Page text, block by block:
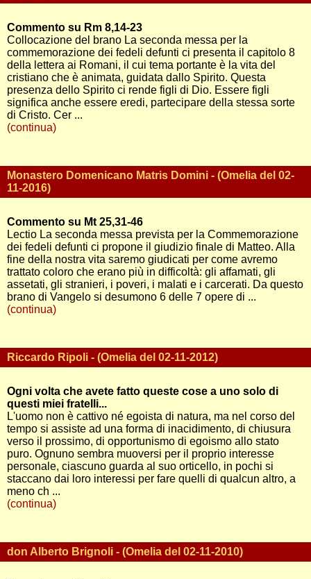
Commento su Rm 8,14-23
Collocazione del brano La seconda messa per la
commemorazione dei fedeli defunti ci presenta il capitolo 8
della lettera ai Romani, il cui tema portante è la vita del
cristiano che è animata, guidata dallo Spirito. Questa
presenza dello Spirito ci rende figli di Dio. Essere figli
significa anche essere eredi, partecipare della stessa sorte
di Cristo. Cer ...
(continua)
Monastero Domenicano Matris Domini - (Omelia del 02-
11-2016)
Commento su Mt 25,31-46
Lectio La seconda messa prevista per la Commemorazione
dei fedeli defunti ci propone il giudizio finale di Matteo. Alla
fine della nostra vita saremo giudicati per come avremo
trattato coloro che erano più in difficoltà: gli affamati, gli
assetati, gli stranieri, i poveri, i malati e i carcerati. Da questo
brano di Vangelo si desumono 6 delle 7 opere di ...
(continua)
Riccardo Ripoli - (Omelia del 02-11-2012)
Ogni volta che avete fatto queste cose a uno solo di
questi miei fratelli...
L'uomo non è cattivo né egoista di natura, ma nel corso del
tempo si assiste ad una forma di inacidimento, di chiusura
verso il prossimo, di opportunismo di egoismo allo stato
puro. Ognuno sembra muoversi per il proprio interesse
personale, ciascuno guarda al suo orticello, in pochi si
staccano dai loro interessi per fare quelli di qualcun altro, a
meno ch ...
(continua)
don Alberto Brignoli - (Omelia del 02-11-2010)